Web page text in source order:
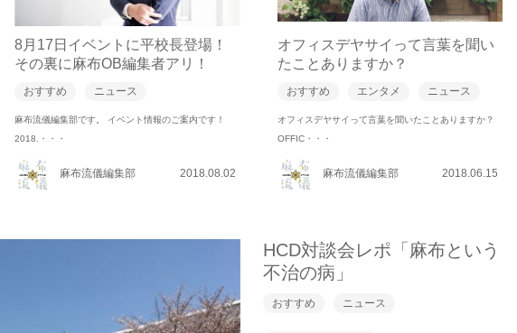
8月17日イベントに平校長登場！
その裏に麻布OB編集者アリ！
おすすめ ニュース
麻布流儀編集部です。 イベント情報のご案内です！
2018.・・・
麻布流儀編集部 2018.08.02
オフィスデヤサイって言葉を聞い
たことありますか？
おすすめ エンタメ ニュース
オフィスデヤサイって言葉を聞いたことありますか？
OFFIC・・・
麻布流儀編集部 2018.06.15
HCD対談会レポ「麻布という
不治の病」
おすすめ ニュース